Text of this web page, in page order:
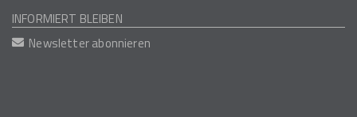
INFORMIERT BLEIBEN
Newsletter abonnieren